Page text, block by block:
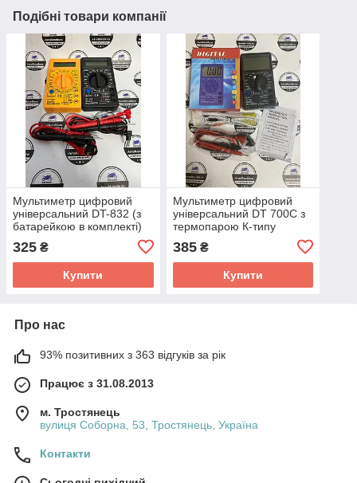
Подібні товари компанії
Мультиметр цифровий
універсальний DT-832 (з
батарейкою в комплекті)
325 ₴
Купити
Мультиметр цифровий
універсальний DT 700C з
термопарою К-типу
385₴
Купити
Про нас
93% позитивних з 363 відгуків за рік
Працює з 31.08.2013
м. Тростянець
вулиця Соборна, 53, Тростянець, Україна
Контакти